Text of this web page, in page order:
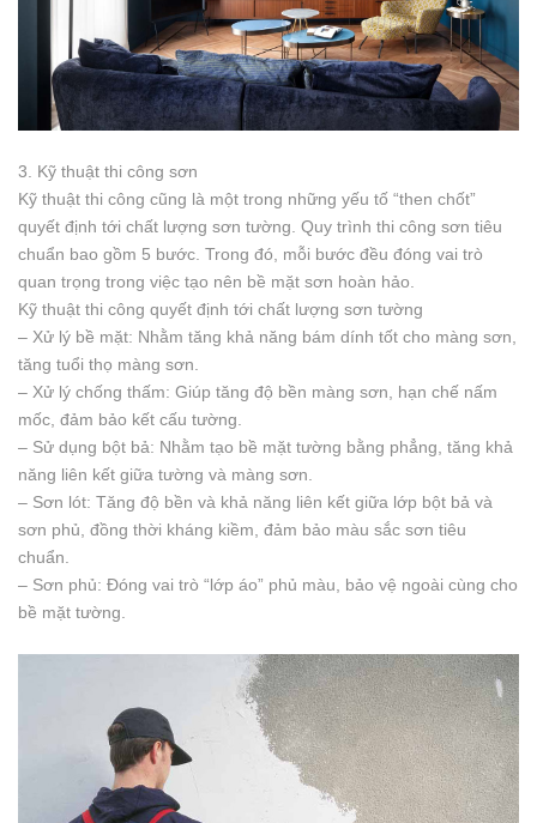
3. Kỹ thuật thi công sơn
Kỹ thuật thi công cũng là một trong những yếu tố “then chốt”
quyết định tới chất lượng sơn tường. Quy trình thi công sơn tiêu
chuẩn bao gồm 5 bước. Trong đó, mỗi bước đều đóng vai trò
quan trọng trong việc tạo nên bề mặt sơn hoàn hảo.
Kỹ thuật thi công quyết định tới chất lượng sơn tường
– Xử lý bề mặt: Nhằm tăng khả năng bám dính tốt cho màng sơn,
tăng tuổi thọ màng sơn.
– Xử lý chống thấm: Giúp tăng độ bền màng sơn, hạn chế nấm
mốc, đảm bảo kết cấu tường.
– Sử dụng bột bả: Nhằm tạo bề mặt tường bằng phẳng, tăng khả
năng liên kết giữa tường và màng sơn.
– Sơn lót: Tăng độ bền và khả năng liên kết giữa lớp bột bả và
sơn phủ, đồng thời kháng kiềm, đảm bảo màu sắc sơn tiêu
chuẩn.
– Sơn phủ: Đóng vai trò “lớp áo” phủ màu, bảo vệ ngoài cùng cho
bề mặt tường.